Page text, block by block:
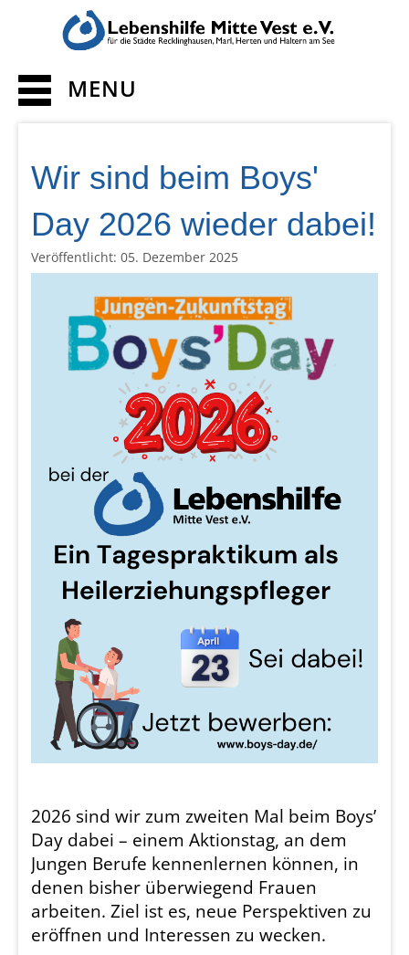
MENU
Wir sind beim Boys'
Day 2026 wieder dabei!
Veröffentlicht: 05. Dezember 2025
2026 sind wir zum zweiten Mal beim Boys’
Day dabei – einem Aktionstag, an dem
Jungen Berufe kennenlernen können, in
denen bisher überwiegend Frauen
arbeiten. Ziel ist es, neue Perspektiven zu
eröffnen und Interessen zu wecken.